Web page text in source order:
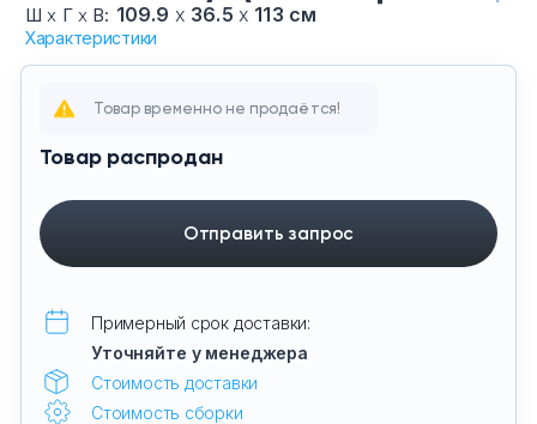
2шт.) CN.DNN-003-Ду Мали
Черный-Бе, цвет Дуб Мали -
Черный, цвет каркаса Белый
Ш х Г х В: 109.9 х 36.5 х 113 см
Характеристики
Товар временно не продаётся!
Товар распродан
Отправить запрос
Примерный срок доставки:
Уточняйте у менеджера
Стоимость доставки
Стоимость сборки
Тумбы офисные
Сейфы и металлическая мебель
Обеденная зона
Искусственные растения
Кашпо